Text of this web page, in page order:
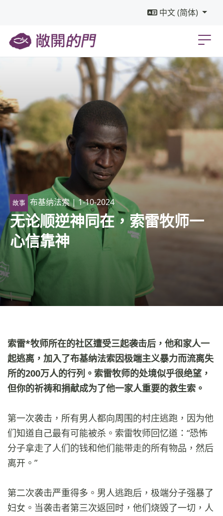
中文 (简体)
故事 布基纳法索| 1-10-2024
无论顺逆神同在，索雷牧师一
心信靠神
索雷*牧师所在的社区遭受三起袭击后，他和家人一
起逃离，加入了布基纳法索因极端主义暴力而流离失
所的200万人的行列。索雷牧师的处境似乎很绝望，
但你的祈祷和捐献成为了他一家人重要的救生索。
第一次袭击，所有男人都向周围的村庄逃跑，因为他
们知道自己最有可能被杀。索雷牧师回忆道：“恐怖
分子拿走了人们的钱和他们能带走的所有物品，然后
离开。”
第二次袭击严重得多。男人逃跑后，极端分子强暴了
妇女。当袭击者第三次返回时，他们烧毁了一切，人